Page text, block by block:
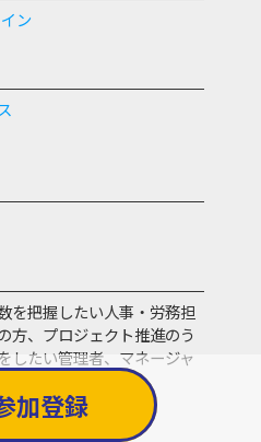
ン
を把握したい人事・労務担
方、プロジェクト推進のう
したい管理者、マネージャ
加登録